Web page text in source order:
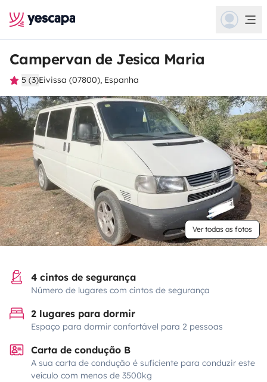
Campervan de Jesica Maria
5 (3)Eivissa (07800), Espanha
Ver todas as fotos
4 cintos de segurança
Número de lugares com cintos de segurança
2 lugares para dormir
Espaço para dormir confortável para 2 pessoas
Carta de condução B
A sua carta de condução é suficiente para conduzir este
veículo com menos de 3500kg